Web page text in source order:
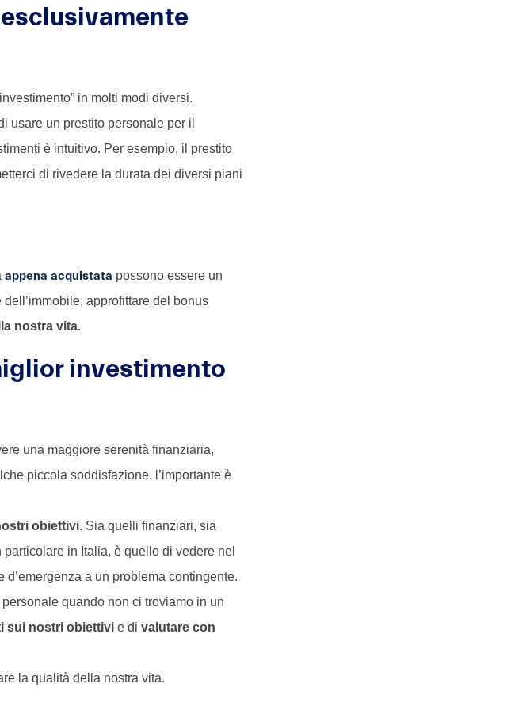
in molti modi diversi.
usare un prestito personale per il
è intuitivo. Per esempio, il prestito
di rivedere la durata dei diversi piani
appena acquistata possono essere un
approfittare del bonus
nostra vita.
investimento
una maggiore serenità finanziaria,
piccola soddisfazione, l’importante è
obiettivi. Sia quelli finanziari, sia
in Italia, è quello di vedere nel
a un problema contingente.
quando non ci troviamo in un
sui nostri obiettivi e divalutare con
la qualità della nostra vita.